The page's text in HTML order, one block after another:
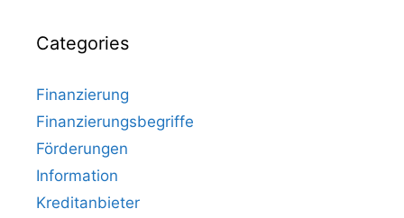
Categories
Finanzierung
Finanzierungsbegriffe
Förderungen
Information
Kreditanbieter